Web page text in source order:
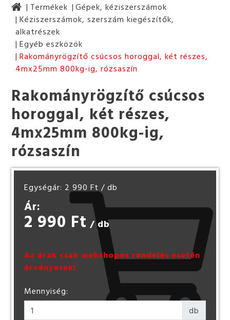
Termékek
Gépek, kéziszerszámok
Kéziszerszámok, szerszám kiegészítők,
alkatrészek
Egyéb eszközök
Rakományrögzítő csúcsos horoggal, két részes,
4mx25mm 800kg-ig, rózsaszín
Rakományrögzítő csúcsos
horoggal, két részes,
4mx25mm 800kg-ig,
rózsaszín
Egységár: 2 990 Ft / db
Ár:
2 990 Ft / db
Az árak csak webshopos rendelés esetén
érvényesek!
Mennyiség:
db